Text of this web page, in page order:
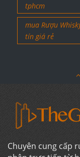
tphcm
mua Rượu
tín giá rẻ
Chuyên cung cấp